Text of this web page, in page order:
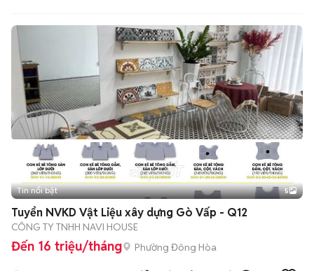
Tin nổi bật 5
Tuyển NVKD Vật Liệu xây dựng Gò Vấp - Q12
CÔNG TY TNHH NAVI HOUSE
Đến 16 triệu/tháng Phường Đông Hòa